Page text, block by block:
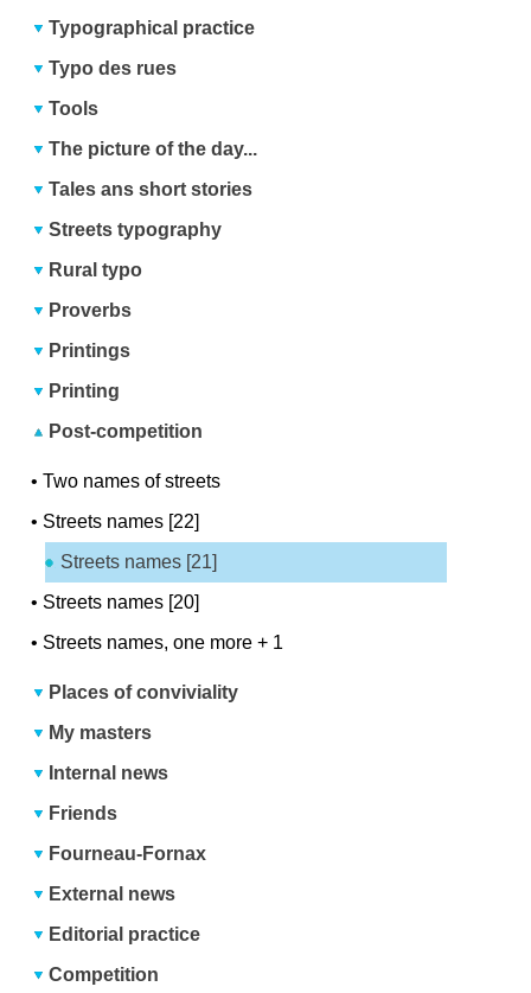
Typographical practice
Typo des rues
Tools
The picture of the day...
Tales ans short stories
Streets typography
Rural typo
Proverbs
Printings
Printing
Post-competition
•Two names of streets
• Streets names [22]
Streets names [21]
• Streets names [20]
• Streets names, one more + 1
Places of conviviality
My masters
Internal news
Friends
Fourneau-Fornax
External news
Editorial practice
Competition